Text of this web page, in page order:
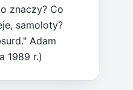
znaczy? Co
samoloty?
Adam
1989 r.)